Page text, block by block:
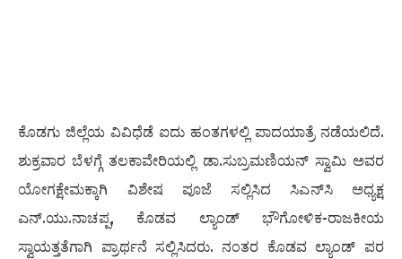
ಕೊಡಗು ಜಿಲ್ಲೆಯ ವಿವಿಧೆಡೆ ಐದು ಹಂತಗಳಲ್ಲಿ ಪಾದಯಾತ್ರೆ ನಡೆಯಲಿದೆ.
ಶುಕ್ರವಾರ ಬೆಳಗ್ಗೆ ತಲಕಾವೇರಿಯಲ್ಲಿ ಡಾ.ಸುಬ್ರಮಣಿಯನ್ ಸ್ವಾಮಿ ಅವರ
ಯೋಗಕ್ಷೇಮಕ್ಕಾಗಿ ವಿಶೇಷ ಪೂಜೆ ಸಲ್ಲಿಸಿದ ಸಿಎನ್‍ಸಿ ಅಧ್ಯಕ್ಷ
ಎನ್.ಯು.ನಾಚಪ್ಪ, ಕೊಡವ ಲ್ಯಾಂಡ್ ಭೌಗೋಳಿಕ-ರಾಜಕೀಯ
ಸ್ವಾಯತ್ತತೆಗಾಗಿ ಪ್ರಾರ್ಥನೆ ಸಲ್ಲಿಸಿದರು. ನಂತರ ಕೊಡವ ಲ್ಯಾಂಡ್ ಪರ